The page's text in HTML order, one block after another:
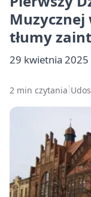
Muzycznej
tłumy
29 kwietnia 2025
2 min czytania